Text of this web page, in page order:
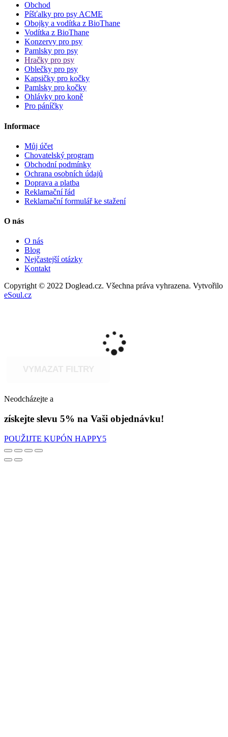
Obchod
Píšťalky pro psy ACME
Obojky a vodítka z BioThane
Vodítka z BioThane
Konzervy pro psy
Pamlsky pro psy
Hračky pro psy
Oblečky pro psy
Kapsičky pro kočky
Pamlsky pro kočky
Ohlávky pro koně
Pro páníčky
Informace
Můj účet
Chovatelský program
Obchodní podmínky
Ochrana osobních údajů
Doprava a platba
Reklamační řád
Reklamační formulář ke stažení
O nás
O nás
Blog
Nejčastejší otázky
Kontakt
Copyright © 2022 Doglead.cz. Všechna práva vyhrazena. Vytvořilo
eSoul.cz
Neodcházejte a
získejte slevu 5% na Vaši objednávku!
POUŽIJTE KUPÓN HAPPY5